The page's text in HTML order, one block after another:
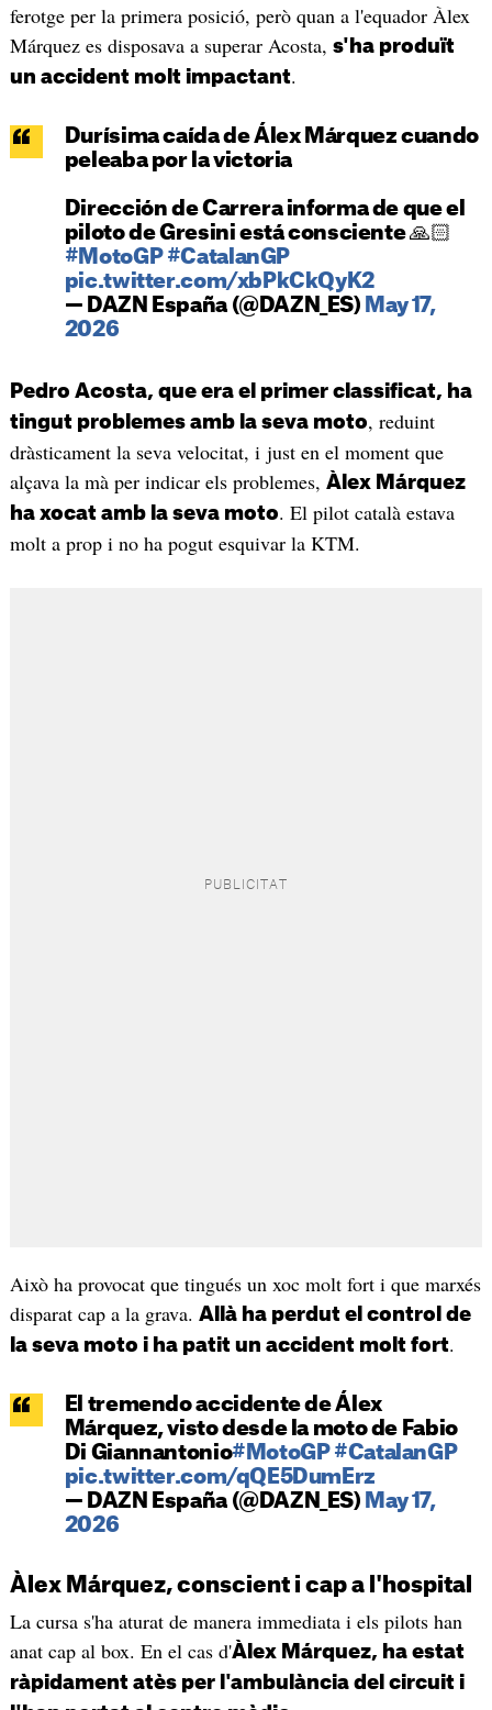
ferotge per la primera posició, però quan a l'equador Àlex
Márquez es disposava a superar Acosta, s'ha produït
un accident molt impactant.
Durísima caída de Álex Márquez cuando
peleaba por la victoria
Dirección de Carrera informa de que el
piloto de Gresini está consciente 🙏🏻
#MotoGP #CatalanGP
pic.twitter.com/xbPkCkQyK2
— DAZN España (@DAZN_ES) May 17,
2026
Pedro Acosta, que era el primer classificat, ha
tingut problemes amb la seva moto, reduint
dràsticament la seva velocitat, i just en el moment que
alçava la mà per indicar els problemes, Àlex Márquez
ha xocat amb la seva moto. El pilot català estava
molt a prop i no ha pogut esquivar la KTM.
Això ha provocat que tingués un xoc molt fort i que marxés
disparat cap a la grava. Allà ha perdut el control de
la seva moto i ha patit un accident molt fort.
El tremendo accidente de Álex
Márquez, visto desde la moto de Fabio
Di Giannantonio#MotoGP #CatalanGP
pic.twitter.com/qQE5DumErz
— DAZN España (@DAZN_ES) May 17,
2026
Àlex Márquez, conscient i cap a l'hospital
La cursa s'ha aturat de manera immediata i els pilots han
anat cap al box. En el cas d'Àlex Márquez, ha estat
ràpidament atès per l'ambulància del circuit i